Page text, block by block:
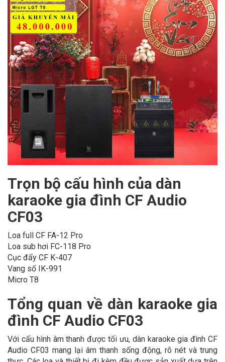
Trọn bộ cấu hình của dàn
karaoke gia đình CF Audio
CF03
Loa full CF FA-12 Pro
Loa sub hơi FC-118 Pro
Cục đẩy CF K-407
Vang số IK-991
Micro T8
Tổng quan về dàn karaoke gia
đình CF Audio CF03
Với cấu hình âm thanh được tối ưu, dàn karaoke gia đình CF
Audio CF03 mang lại âm thanh sống động, rõ nét và trung